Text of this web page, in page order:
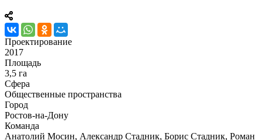
Проектирование
2017
Площадь
3,5 га
Сфера
Общественные пространства
Город
Ростов-на-Дону
Команда
Анатолий Мосин, Александр Стадник, Борис Стадник, Роман